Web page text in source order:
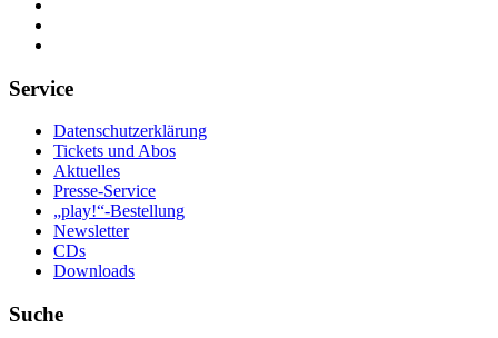
Service
Datenschutzerklärung
Tickets und Abos
Aktuelles
Presse-Service
„play!“-Bestellung
Newsletter
CDs
Downloads
Suche